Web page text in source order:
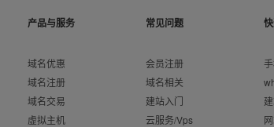
产品与服务
域名优惠
域名注册
域名交易
虚拟主机
常见问题
会员注册
域名相关
建站入门
云服务/Vps